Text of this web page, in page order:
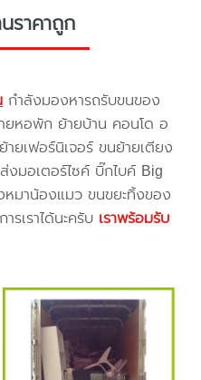
ราคาถูก
กำลังมองหารถรับขนของ
ยหอพัก ย้ายบ้าน คอนโด อ
ยเฟอร์นิเจอร์ ขนย้ายเตียง
มอเตอร์ไซค์ บิ๊กไบค์ Big
มาน้องแมว ขนขยะทิ้งของ
รเราได้นะครับ เราพร้อมรับ